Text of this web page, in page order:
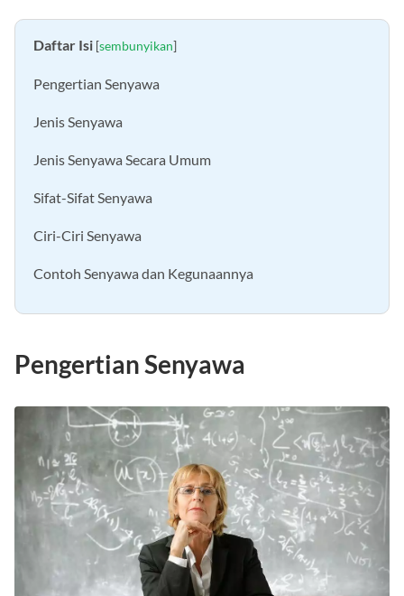
Daftar Isi [sembunyikan]
Pengertian Senyawa
Jenis Senyawa
Jenis Senyawa Secara Umum
Sifat-Sifat Senyawa
Ciri-Ciri Senyawa
Contoh Senyawa dan Kegunaannya
Pengertian Senyawa